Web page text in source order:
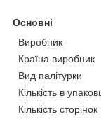
Основні
Виробник
Країна виробник
Вид палітурки
Кількість в
Кількість сторінок